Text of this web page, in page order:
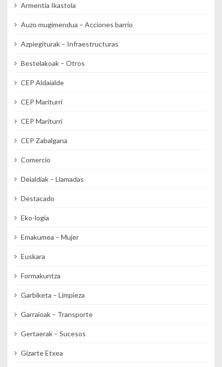
Armentia Ikastola
Auzo mugimendua – Acciones barrio
Azpiegiturak – Infraestructuras
Bestelakoak – Otros
CEP Aldaialde
CEP Mariturri
CEP Mariturri
CEP Zabalgana
Comercio
Deialdiak – Llamadas
Destacado
Eko-logia
Emakumea – Mujer
Euskara
Formakuntza
Garbiketa – Limpieza
Garraioak – Transporte
Gertaerak – Sucesos
Gizarte Etxea